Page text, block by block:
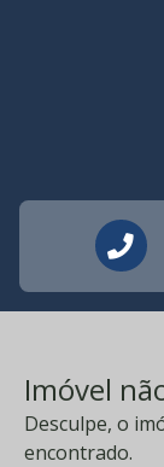
Imóvel
Desculpe, o
encontrado.